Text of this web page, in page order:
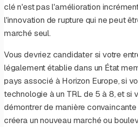
clé n'est pas l'amélioration
l'innovation de rupture qui ne peut
marché seul.
Vous devriez candidater si votre
légalement établie dans un État
pays associé à Horizon Europe, si
technologie à un TRL de 5 à 8, et si
démontrer de manière
créera un nouveau marché ou